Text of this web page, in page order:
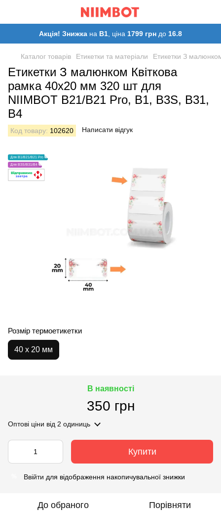
Акція! Знижка на B1 , ціна 1799 грн до 16.8
Каталог товарів Етикетки та матеріали Етикетки З
Етикетки З малюнком Квіткова
рамка 40х20 мм 320 шт для
NIIMBOT B21/B21 Pro, B1, B3S, B31,
B4
Код товару: 102620 Написати відгук
Для B1/B21/B21 Pro
Для B3S/B31/B4
Розмір термоетикетки
40 х 20 мм
В наявності
350 грн
Оптові ціни від 2 одиниць
Купити
Ввійти для відображення накопичувальної знижки
До обраного Порівняти